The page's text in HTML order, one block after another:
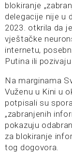
blokiranje
delegacije nije u
2023. otkrila da
vještačke
internetu,
Putina ili
Na marginama
Vuženu u Kini u
potpisali su
„zabranjenih
pokazuju
za blokiranje
tog dogovora.